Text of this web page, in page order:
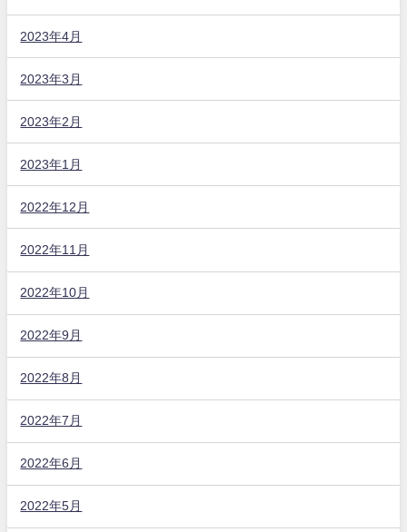
2023年4月
2023年3月
2023年2月
2023年1月
2022年12月
2022年11月
2022年10月
2022年9月
2022年8月
2022年7月
2022年6月
2022年5月